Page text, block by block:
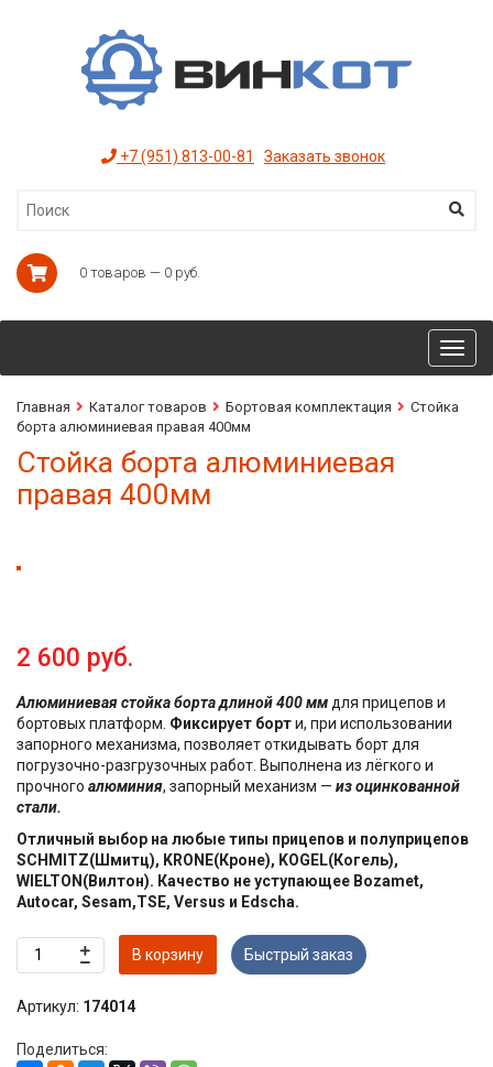
+7 (951) 813-00-81 Заказать звонок
0 товаров — 0 руб.
Главная Каталог товаров Бортовая комплектация
Стойка
борта алюминиевая правая 400мм
Стойка борта алюминиевая
правая 400мм
2 600 руб.
Алюминиевая стойка борта длиной 400 мм для прицепов и
бортовых платформ. Фиксирует борти, при использовании
запорного механизма, позволяет откидывать борт для
погрузочно-разгрузочных работ. Выполнена из лёгкого и
прочного алюминия, запорный механизм — из оцинкованной
стали.
Отличный выбор на любые типы прицепов и полуприцепов
SCHMITZ(Шмитц), KRONE(Кроне), KOGEL(Когель),
WIELTON(Вилтон). Качество не уступающее Bozamet,
Autocar, Sesam,TSE, Versus и Edscha.
В корзину Быстрый заказ
Артикул: 174014
Поделиться: